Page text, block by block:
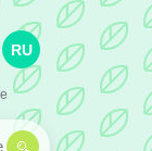
RU